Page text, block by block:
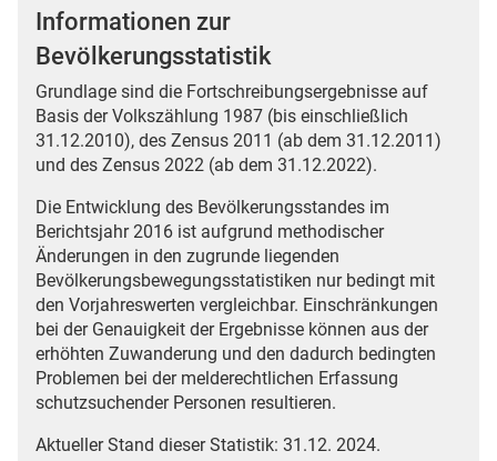
Informationen zur
Bevölkerungsstatistik
Grundlage sind die Fortschreibungsergebnisse auf
Basis der Volkszählung 1987 (bis einschließlich
31.12.2010), des Zensus 2011 (ab dem 31.12.2011)
und des Zensus 2022 (ab dem 31.12.2022).
Die Entwicklung des Bevölkerungsstandes im
Berichtsjahr 2016 ist aufgrund methodischer
Änderungen in den zugrunde liegenden
Bevölkerungsbewegungsstatistiken nur bedingt mit
den Vorjahreswerten vergleichbar. Einschränkungen
bei der Genauigkeit der Ergebnisse können aus der
erhöhten Zuwanderung und den dadurch bedingten
Problemen bei der melderechtlichen Erfassung
schutzsuchender Personen resultieren.
Aktueller Stand dieser Statistik: 31.12. 2024.